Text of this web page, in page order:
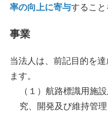
率の向上に寄与すること
事業
当法人は、前記目的を
ます。
（１） 航路標識用施
究、開発及び維持管理